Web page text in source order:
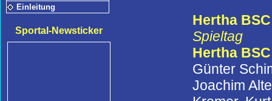
Einleitung
Sportal-Newsticker
Hertha
Spieltag
Hertha
Günter
Joachim